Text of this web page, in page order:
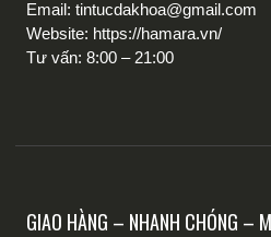
Email: tintucdakhoa@gmail.com
Website: https://hamara.vn/
Tư vấn: 8:00 – 21:00
GIAO HÀNG – NHANH CHÓNG –